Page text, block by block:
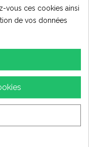
vous ces cookies ainsi
de vos données